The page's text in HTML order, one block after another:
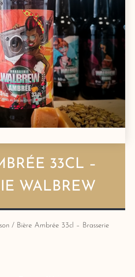
33CL –
WALBREW
/ Bière Ambrée 33cl – Brasserie